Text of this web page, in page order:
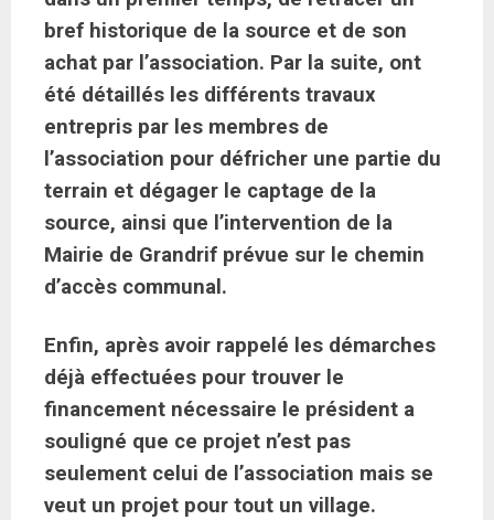
bref historique de la source et de son
achat par l’association. Par la suite, ont
été détaillés les différents travaux
entrepris par les membres de
l’association pour défricher une partie du
terrain et dégager le captage de la
source, ainsi que l’intervention de la
Mairie de Grandrif prévue sur le chemin
d’accès communal.
Enfin, après avoir rappelé les démarches
déjà effectuées pour trouver le
financement nécessaire le président a
souligné que ce projet n’est pas
seulement celui de l’association mais se
veut un projet pour tout un village.